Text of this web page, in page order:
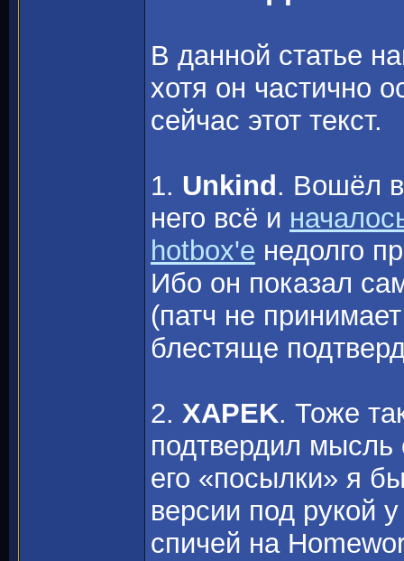
В данной статье
хотя он частично
сейчас этот текст.
1. Unkind . Вошёл в
него всё и
hotbox'e недолго
Ибо он показал
(патч не
блестяще
2. XAPEK. Тоже
подтвердил мысль
его «посылки» я
версии под рукой
спичей на